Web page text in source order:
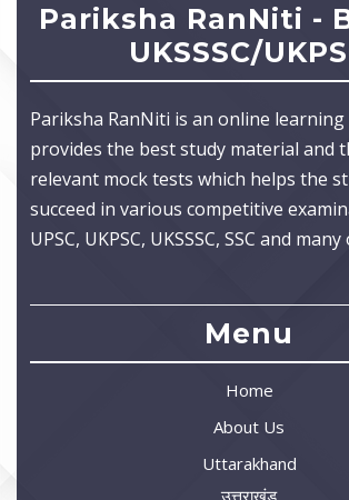
Pariksha RanNiti -
UKSSSC/
Pariksha RanNiti is an online
provides the best study material and
relevant mock tests which helps the
succeed in various competitive
UPSC, UKPSC, UKSSSC, SSC and
Menu
Home
About Us
Uttarakhand
उत्तराखंड